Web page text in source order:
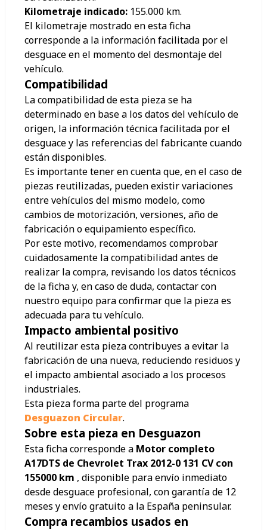
Kilometraje indicado: 155.000 km.
El kilometraje mostrado en esta ficha
corresponde a la información facilitada por el
desguace en el momento del desmontaje del
vehículo.
Compatibilidad
La compatibilidad de esta pieza se ha
determinado en base a los datos del vehículo de
origen, la información técnica facilitada por el
desguace y las referencias del fabricante cuando
están disponibles.
Es importante tener en cuenta que, en el caso de
piezas reutilizadas, pueden existir variaciones
entre vehículos del mismo modelo, como
cambios de motorización, versiones, año de
fabricación o equipamiento específico.
Por este motivo, recomendamos comprobar
cuidadosamente la compatibilidad antes de
realizar la compra, revisando los datos técnicos
de la ficha y, en caso de duda, contactar con
nuestro equipo para confirmar que la pieza es
adecuada para tu vehículo.
Impacto ambiental positivo
Al reutilizar esta pieza contribuyes a evitar la
fabricación de una nueva, reduciendo residuos y
el impacto ambiental asociado a los procesos
industriales.
Esta pieza forma parte del programa
Desguazon Circular.
Sobre esta pieza en Desguazon
Esta ficha corresponde a Motor completo
A17DTS de Chevrolet Trax 2012-0 131 CV con
155000 km , disponible para envío inmediato
desde desguace profesional, con garantía de 12
meses y envío gratuito a la España peninsular.
Compra recambios usados en